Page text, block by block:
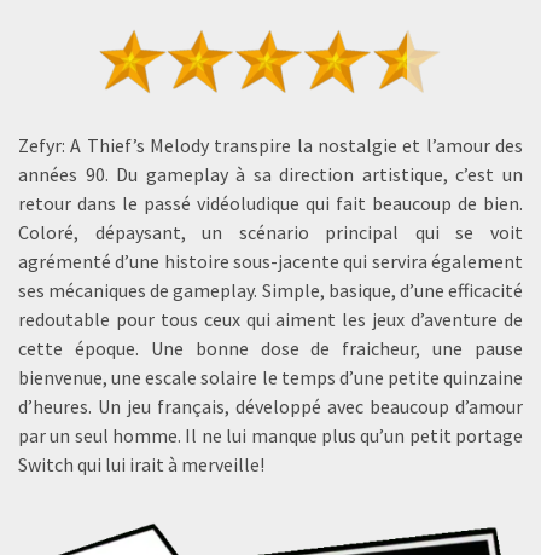
Zefyr: A Thief’s Melody transpire la nostalgie et l’amour des
années 90. Du gameplay à sa direction artistique, c’est un
retour dans le passé vidéoludique qui fait beaucoup de bien.
Coloré, dépaysant, un scénario principal qui se voit
agrémenté d’une histoire sous-jacente qui servira également
ses mécaniques de gameplay. Simple, basique, d’une efficacité
redoutable pour tous ceux qui aiment les jeux d’aventure de
cette époque. Une bonne dose de fraicheur, une pause
bienvenue, une escale solaire le temps d’une petite quinzaine
d’heures. Un jeu français, développé avec beaucoup d’amour
par un seul homme. Il ne lui manque plus qu’un petit portage
Switch qui lui irait à merveille!